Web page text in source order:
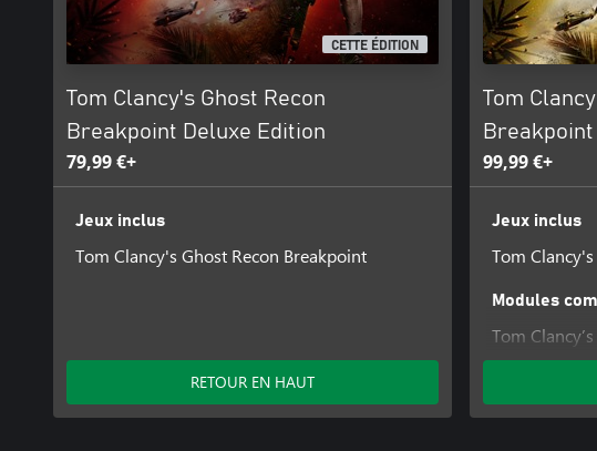
CETTE ÉDITION
Tom Clancy's Ghost Recon
Breakpoint Deluxe Edition
79,99 €+
Jeux inclus
Tom Clancy's Ghost Recon Breakpoint
RETOUR EN HAUT
Tom
99,99 €+
Jeux inclus
Tom
Modules
Tom
1 Pass